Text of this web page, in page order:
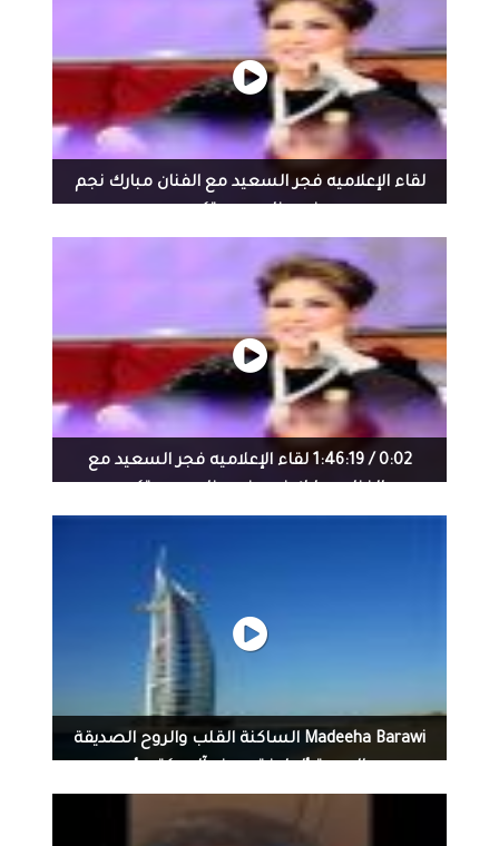
وَجْهُ رَبِّكَ ذُو الْجَلَالِ وَالْإِكْرَامِ ﴾ صدق الله العلي العظيم . بمزيد
من الحزن والأسى أنعىٰ بغربتي رحيل أخي وصديقي الوفي رجل
الاعمال الشهيد المرحوم بيشرو مجيد اغا مالك مجمع أمباير
اربيل بقصف صاروخي طال داره الأمن بأربيل مع عائلته كنت
شجاعآ وطيب القلب وكريم النفس ومحب للخير وانساني
بامتياز ومتواضع قل نظيرك تغمده الله برحمته الواسعة
واسكنه فسيح جناته والهم اهله وذويه ومحبيه وألهمنا
سورة الفاتحة على روحه الطاهره
لقاء الإعلاميه فجر السعيد مع الفنان مبارك نجم
0:02 / 1:46:19 لقاء الإعلاميه فجر السعيد مع
Madeeha Barawi الساكنة القلب والروح الصديقة
"لطيفة سيف آل مكتوم" أزف اليك هذا الإهداء يا أعظم قلب